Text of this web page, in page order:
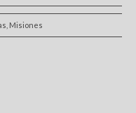
Misiones